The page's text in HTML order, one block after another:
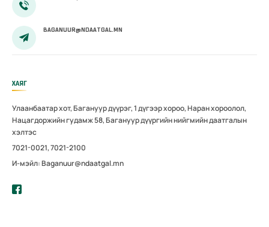
BAGANUUR@NDAATGAL.MN
ХАЯГ
Улаанбаатар хот, Багануур дүүрэг, 1 дүгээр хороо, Наран хороолол,
Нацагдоржийн гудамж 58, Багануур дүүргийн нийгмийн даатгалын
хэлтэс
7021-0021, 7021-2100
И-мэйл: Baganuur@ndaatgal.mn